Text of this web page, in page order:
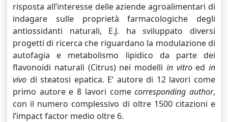
risposta all’interesse delle aziende agroalimentari di
indagare sulle proprietà farmacologiche degli
antiossidanti naturali, E.J. ha sviluppato diversi
progetti di ricerca che riguardano la modulazione di
autofagia e metabolismo lipidico da parte dei
flavonoidi naturali (Citrus) nei modelli in vitroed in
vivo di steatosi epatica. E’ autore di 12 lavori come
primo autore e 8 lavori comecorresponding author,
con il numero complessivo di oltre 1500 citazioni e
l’impact factor medio oltre 6.